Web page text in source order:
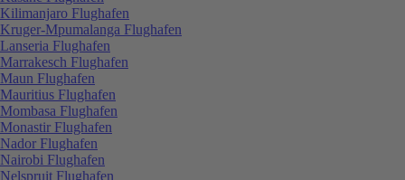
Kilimanjaro Flughafen
Kruger-Mpumalanga Flughafen
Lanseria Flughafen
Marrakesch Flughafen
Maun Flughafen
Mauritius Flughafen
Mombasa Flughafen
Monastir Flughafen
Nador Flughafen
Nairobi Flughafen
Nelspruit Flughafen